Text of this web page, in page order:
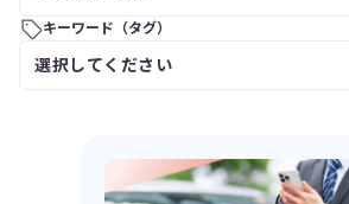
キーワード（タグ）